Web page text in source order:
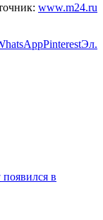
www.m24.ru
PinterestЭл.
в